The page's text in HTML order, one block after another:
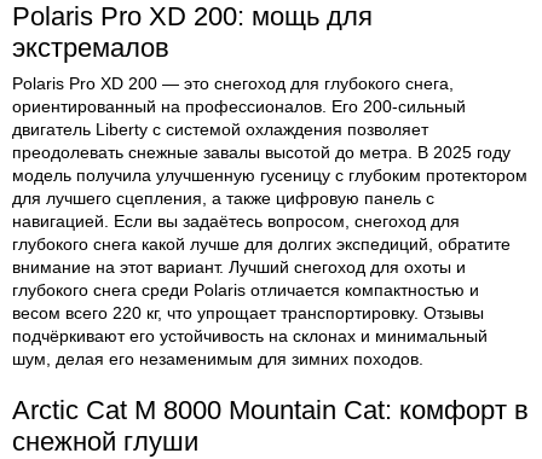
Polaris Pro XD 200: мощь для
экстремалов
Polaris Pro XD 200 — это снегоход для глубокого снега,
ориентированный на профессионалов. Его 200-сильный
двигатель Liberty с системой охлаждения позволяет
преодолевать снежные завалы высотой до метра. В 2025 году
модель получила улучшенную гусеницу с глубоким протектором
для лучшего сцепления, а также цифровую панель с
навигацией. Если вы задаётесь вопросом, снегоход для
глубокого снега какой лучше для долгих экспедиций, обратите
внимание на этот вариант. Лучший снегоход для охоты и
глубокого снега среди Polaris отличается компактностью и
весом всего 220 кг, что упрощает транспортировку. Отзывы
подчёркивают его устойчивость на склонах и минимальный
шум, делая его незаменимым для зимних походов.
Arctic Cat M 8000 Mountain Cat: комфорт в
снежной глуши